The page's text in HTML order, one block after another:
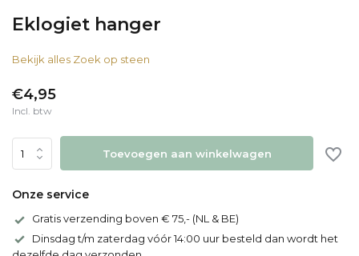
Eklogiet hanger
Bekijk alles Zoek op steen
€4,95
Incl. btw
Toevoegen aan winkelwagen
Onze service
Gratis verzending boven € 75,- (NL & BE)
Dinsdag t/m zaterdag vóór 14:00 uur besteld dan wordt het